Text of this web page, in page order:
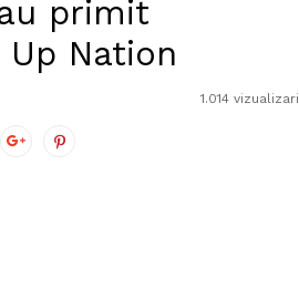
primit
Nation
1.014 vizualizari